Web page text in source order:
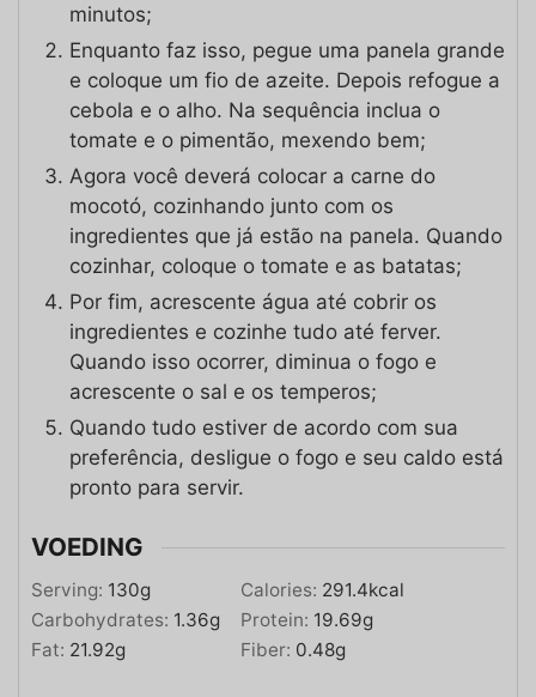
minutos;
Enquanto faz isso, pegue uma panela grande
e coloque um fio de azeite. Depois refogue a
cebola e o alho. Na sequência inclua o
tomate e o pimentão, mexendo bem;
Agora você deverá colocar a carne do
mocotó, cozinhando junto com os
ingredientes que já estão na panela. Quando
cozinhar, coloque o tomate e as batatas;
Por fim, acrescente água até cobrir os
ingredientes e cozinhe tudo até ferver.
Quando isso ocorrer, diminua o fogo e
acrescente o sal e os temperos;
Quando tudo estiver de acordo com sua
preferência, desligue o fogo e seu caldo está
pronto para servir.
VOEDING
Serving: 130g Calories: 291.4kcal
Carbohydrates: 1.36g Protein: 19.69g
Fat: 21.92g Fiber: 0.48g